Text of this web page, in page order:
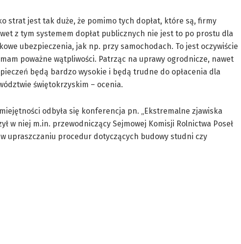
strat jest tak duże, że pomimo tych dopłat, które są, firmy
z tym systemem dopłat publicznych nie jest to po prostu dla
ubezpieczenia, jak np. przy samochodach. To jest oczywiście
poważne wątpliwości. Patrząc na uprawy ogrodnicze, nawet
będą bardzo wysokie i będą trudne do opłacenia dla
świętokrzyskim – ocenia.
odbyła się konferencja pn. „Ekstremalne zjawiska
w niej m.in. przewodniczący Sejmowej Komisji Rolnictwa Poseł
upraszczaniu procedur dotyczących budowy studni czy